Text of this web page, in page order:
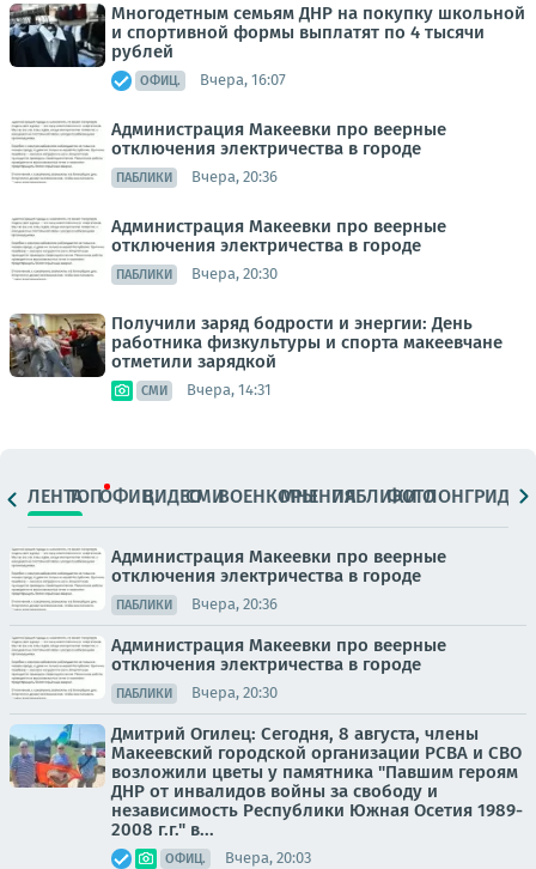
Многодетным семьям ДНР на покупку школьной
и спортивной формы выплатят по 4 тысячи
рублей
ОФИЦ. Вчера, 16:07
Администрация Макеевки про веерные
отключения электричества в городе
ПАБЛИКИ Вчера, 20:36
Администрация Макеевки про веерные
отключения электричества в городе
ПАБЛИКИ Вчера, 20:30
Получили заряд бодрости и энергии: День
работника физкультуры и спорта макеевчане
отметили зарядкой
СМИ Вчера, 14:31
ЛЕНТАТОПОФИЦ.ВИДЕОСМИВОЕНКОРЫМНЕНИЯПАБЛИКИ
ФОТОЛОНГРИДЫ
Администрация Макеевки про веерные
отключения электричества в городе
ПАБЛИКИ Вчера, 20:36
Администрация Макеевки про веерные
отключения электричества в городе
ПАБЛИКИ Вчера, 20:30
Дмитрий Огилец: Сегодня, 8 августа, члены
Макеевский городской организации РСВА и СВО
возложили цветы у памятника "Павшим героям
ДНР от инвалидов войны за свободу и
независимость Республики Южная Осетия 1989-
2008 г.г." в...
ОФИЦ. Вчера, 20:03